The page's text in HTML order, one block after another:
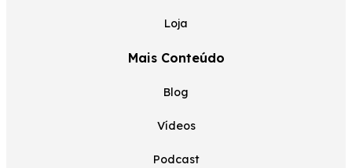
Loja
Mais Conteúdo
Blog
Vídeos
Podcast